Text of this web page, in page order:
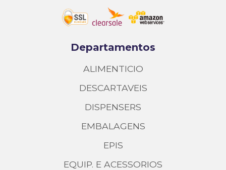
Departamentos
ALIMENTICIO
DESCARTAVEIS
DISPENSERS
EMBALAGENS
EPIS
EQUIP. E ACESSORIOS